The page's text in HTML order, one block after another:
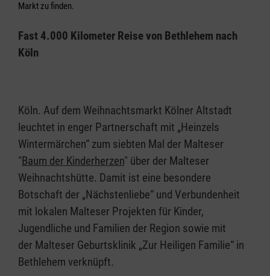
Markt zu finden.
Fast 4.000 Kilometer Reise von Bethlehem nach
Köln
Köln. Auf dem Weihnachtsmarkt Kölner Altstadt
leuchtet in enger Partnerschaft mit „Heinzels
Wintermärchen“ zum siebten Mal der Malteser
"Baum der Kinderherzen" über der Malteser
Weihnachtshütte. Damit ist eine besondere
Botschaft der „Nächstenliebe“ und Verbundenheit
mit lokalen Malteser Projekten für Kinder,
Jugendliche und Familien der Region sowie mit
der Malteser Geburtsklinik „Zur Heiligen Familie“ in
Bethlehem verknüpft.